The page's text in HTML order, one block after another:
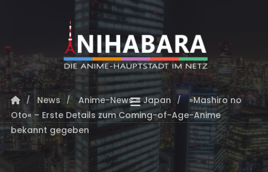
News Anime-News - Japan
»Mashiro no
Oto« – Erste Details zum Coming-of-Age-Anime
bekannt gegeben